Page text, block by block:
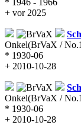
+ vor 2025
Onkel(BrVaX /
* 1930-06
+ 2010-10-28
Onkel(BrVaX /
* 1930-06
+ 2010-10-28